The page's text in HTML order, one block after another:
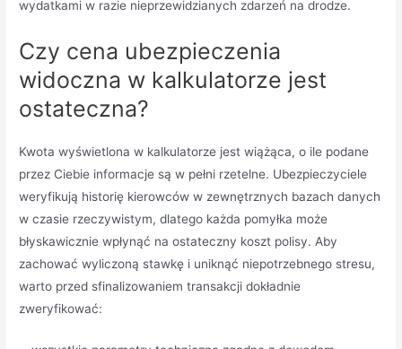
wydatkami w razie nieprzewidzianych zdarzeń na drodze.
Czy cena ubezpieczenia
widoczna w kalkulatorze jest
ostateczna?
Kwota wyświetlona w kalkulatorze jest wiążąca, o ile podane
przez Ciebie informacje są w pełni rzetelne. Ubezpieczyciele
weryfikują historię kierowców w zewnętrznych bazach danych
w czasie rzeczywistym, dlatego każda pomyłka może
błyskawicznie wpłynąć na ostateczny koszt polisy. Aby
zachować wyliczoną stawkę i uniknąć niepotrzebnego stresu,
warto przed sfinalizowaniem transakcji dokładnie
zweryfikować: